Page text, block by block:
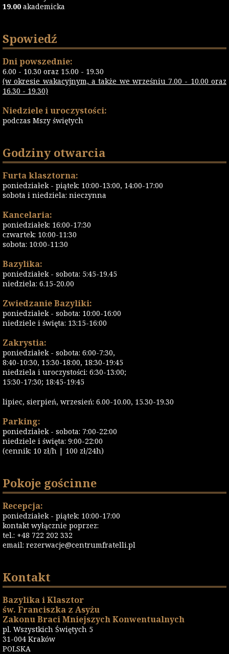
19.00 akademicka
Spowiedź
Dni powszednie:
6.00 - 10.30 oraz 15.00 - 19.30
(w okresie wakacyjnym, a także we wrześniu 7.00 - 10.00 oraz
16.30 - 19.30)
Niedziele i uroczystości:
podczas Mszy świętych
Godziny otwarcia
Furta klasztorna:
poniedziałek - piątek: 10:00-13:00, 14:00-17:00
sobota i niedziela: nieczynna
Kancelaria:
poniedziałek: 16:00-17:30
czwartek: 10:00-11:30
sobota: 10:00-11:30
Bazylika:
poniedziałek - sobota: 5:45-19.45
niedziela: 6.15-20.00
Zwiedzanie Bazyliki:
poniedziałek - sobota: 10:00-16:00
niedziele i święta: 13:15-16:00
Zakrystia:
poniedziałek - sobota: 6:00-7:30,
8:40-10:30, 15:30-18:00, 18:30-19:45
niedziela i uroczystości: 6:30-13:00;
15:30-17:30; 18:45-19:45
lipiec, sierpień, wrzesień: 6.00-10.00, 15.30-19.30
Parking:
poniedziałek - sobota: 7:00-22:00
niedziele i święta: 9:00-22:00
(cennik: 10 zł/h | 100 zł/24h)
Pokoje gościnne
Recepcja:
poniedziałek - piątek: 10:00-17:00
kontakt wyłącznie poprzez:
tel.: +48 722 202 332
email: rezerwacje@centrumfratelli.pl
Kontakt
Bazylika i Klasztor
św. Franciszka z Asyżu
Zakonu Braci Mniejszych Konwentualnych
pl. Wszystkich Świętych 5
31-004 Kraków
POLSKA